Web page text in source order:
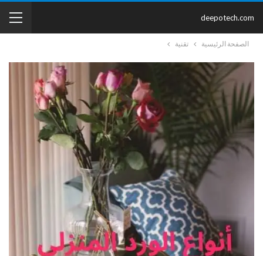
deepotech.com
الصفحة الرئيسية تقنية